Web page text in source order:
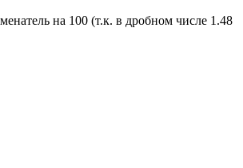
на 100 (т.к. в дробном числе 1.48